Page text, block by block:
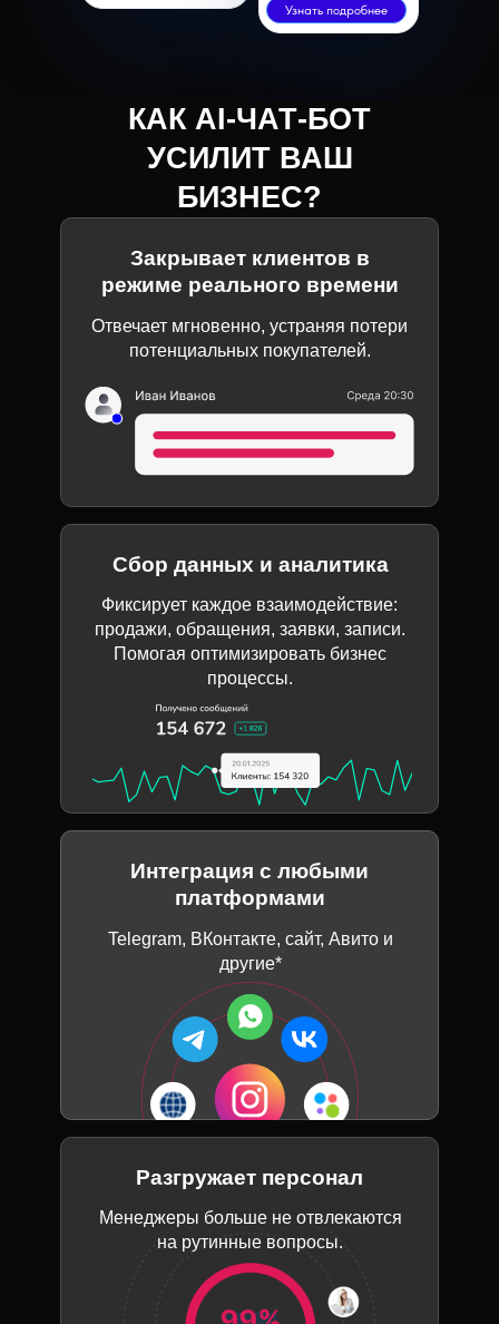
Узнать подробнее
Фиксирует каждое взаимодействие:
продажи, обращения, заявки, записи.
Помогая оптимизировать бизнес
процессы.
Сбор данных и аналитика
Интеграция с любыми
платформами
Telegram, ВКонтакте, сайт, Авито и
другие*
Менеджеры больше не отвлекаются
на рутинные вопросы.
Разгружает персонал
Отвечает мгновенно, устраняя потери
потенциальных покупателей.
Закрывает клиентов в
режиме реального времени
КАК AI-ЧАТ-БОТ
УСИЛИТ ВАШ
БИЗНЕС?